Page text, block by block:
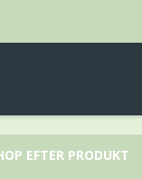
EFTER PRODUKT